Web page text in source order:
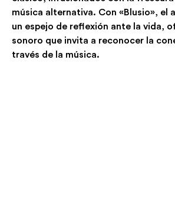
música alternativa. Con «Blusio», el
un espejo de reflexión ante la vida,
sonoro que invita a reconocer la
través de la música.